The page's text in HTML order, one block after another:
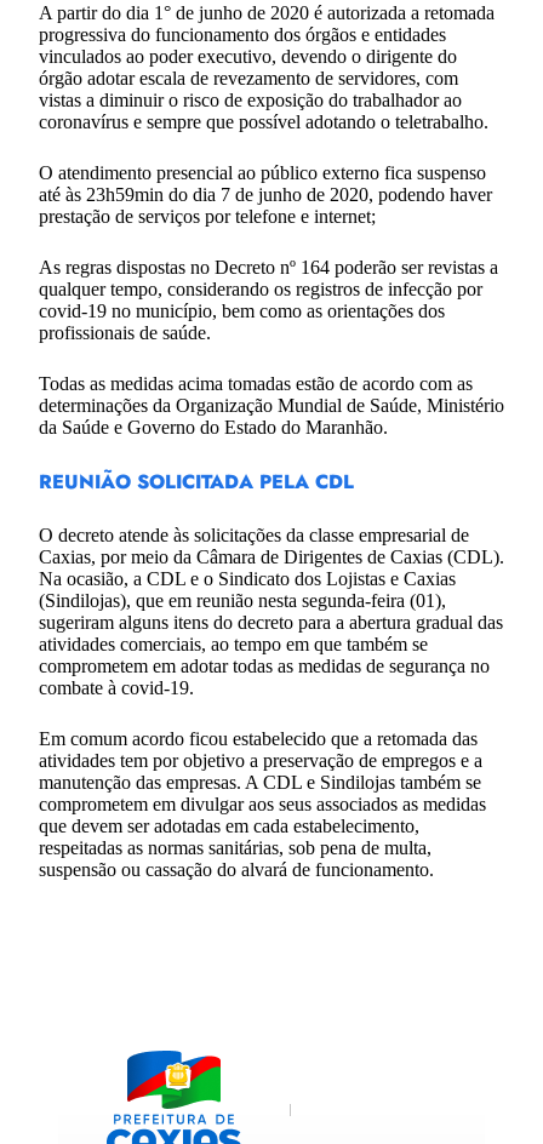
A partir do dia 1° de junho de 2020 é autorizada a retomada
progressiva do funcionamento dos órgãos e entidades
vinculados ao poder executivo, devendo o dirigente do
órgão adotar escala de revezamento de servidores, com
vistas a diminuir o risco de exposição do trabalhador ao
coronavírus e sempre que possível adotando o teletrabalho.
O atendimento presencial ao público externo fica suspenso
até às 23h59min do dia 7 de junho de 2020, podendo haver
prestação de serviços por telefone e internet;
As regras dispostas no Decreto nº 164 poderão ser revistas a
qualquer tempo, considerando os registros de infecção por
covid-19 no município, bem como as orientações dos
profissionais de saúde.
Todas as medidas acima tomadas estão de acordo com as
determinações da Organização Mundial de Saúde, Ministério
da Saúde e Governo do Estado do Maranhão.
REUNIÃO SOLICITADA PELA CDL
O decreto atende às solicitações da classe empresarial de
Caxias, por meio da Câmara de Dirigentes de Caxias (CDL).
Na ocasião, a CDL e o Sindicato dos Lojistas e Caxias
(Sindilojas), que em reunião nesta segunda-feira (01),
sugeriram alguns itens do decreto para a abertura gradual das
atividades comerciais, ao tempo em que também se
comprometem em adotar todas as medidas de segurança no
combate à covid-19.
Em comum acordo ficou estabelecido que a retomada das
atividades tem por objetivo a preservação de empregos e a
manutenção das empresas. A CDL e Sindilojas também se
comprometem em divulgar aos seus associados as medidas
que devem ser adotadas em cada estabelecimento,
respeitadas as normas sanitárias, sob pena de multa,
suspensão ou cassação do alvará de funcionamento.